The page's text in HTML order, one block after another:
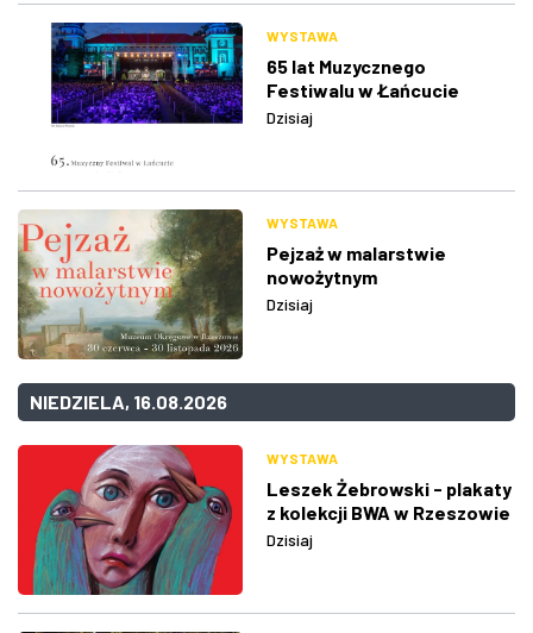
WYSTAWA
65 lat Muzycznego
Festiwalu w Łańcucie
Dzisiaj
WYSTAWA
Pejzaż w malarstwie
nowożytnym
Dzisiaj
NIEDZIELA, 16.08.2026
WYSTAWA
Leszek Żebrowski - plakaty
z kolekcji BWA w Rzeszowie
Dzisiaj